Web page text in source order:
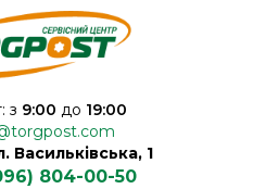
з 9:00 до 19:00
Васильківська, 1
804-00-50